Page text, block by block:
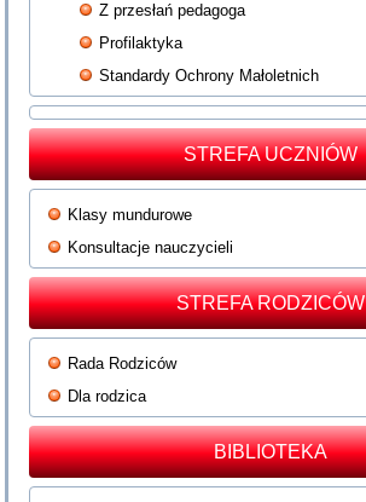
Z przesłań pedagoga
Profilaktyka
Standardy Ochrony Małoletnich
STREFA UCZNIÓW
Klasy mundurowe
Konsultacje nauczycieli
STREFA RODZICÓW
Rada Rodziców
Dla rodzica
BIBLIOTEKA